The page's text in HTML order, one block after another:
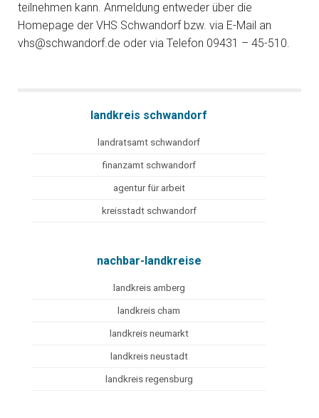
teilnehmen kann. Anmeldung entweder über die
Homepage der VHS Schwandorf bzw. via E-Mail an
vhs@schwandorf.de oder via Telefon 09431 – 45-510.
landkreis schwandorf
landratsamt schwandorf
finanzamt schwandorf
agentur für arbeit
kreisstadt schwandorf
nachbar-landkreise
landkreis amberg
landkreis cham
landkreis neumarkt
landkreis neustadt
landkreis regensburg